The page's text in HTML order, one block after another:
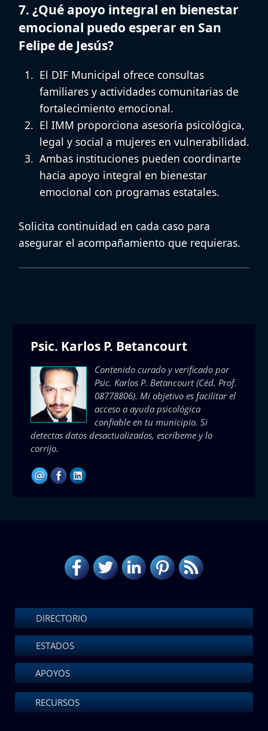
7. ¿Qué apoyo integral en bienestar
emocional puedo esperar en San
Felipe de Jesús?
El DIF Municipal ofrece consultas
familiares y actividades comunitarias de
fortalecimiento emocional.
El IMM proporciona asesoría psicológica,
legal y social a mujeres en vulnerabilidad.
Ambas instituciones pueden coordinarte
hacia apoyo integral en bienestar
emocional con programas estatales.
Solicita continuidad en cada caso para
asegurar el acompañamiento que requieras.
Psic. Karlos P. Betancourt
Contenido curado y verificado por
Psic. Karlos P. Betancourt(Céd. Prof.
08778806). Mi objetivo es facilitar el
acceso a ayuda psicológica
confiable en tu municipio. Si
detectas datos desactualizados, escríbeme y lo
corrijo.
DIRECTORIO
ESTADOS
APOYOS
RECURSOS